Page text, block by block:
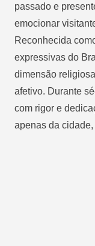
passado e
emocionar
Reconhecida
expressivas do
dimensão
afetivo. Durante
com rigor e
apenas da